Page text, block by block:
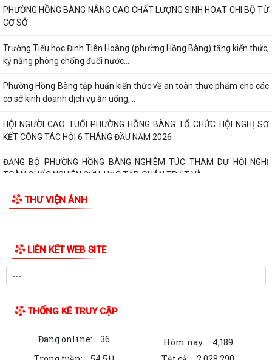
PHƯỜNG HỒNG BÀNG NÂNG CAO CHẤT LƯỢNG SINH HOẠT CHI BỘ TỪ
CƠ SỞ
Trường Tiểu học Đinh Tiên Hoàng (phường Hồng Bàng) tăng kiến thức,
kỹ năng phòng chống đuối nước...
Phường Hồng Bàng tập huấn kiến thức về an toàn thực phẩm cho các
cơ sở kinh doanh dịch vụ ăn uống,...
HỘI NGƯỜI CAO TUỔI PHƯỜNG HỒNG BÀNG TỔ CHỨC HỘI NGHỊ SƠ
KẾT CÔNG TÁC HỘI 6 THÁNG ĐẦU NĂM 2026
ĐẢNG BỘ PHƯỜNG HỒNG BÀNG NGHIÊM TÚC THAM DỰ HỘI NGHỊ
TOÀN QUỐC NGHIÊN CỨU, HỌC TẬP, QUÁN TRIỆT VÀ...
THƯ VIỆN ẢNH